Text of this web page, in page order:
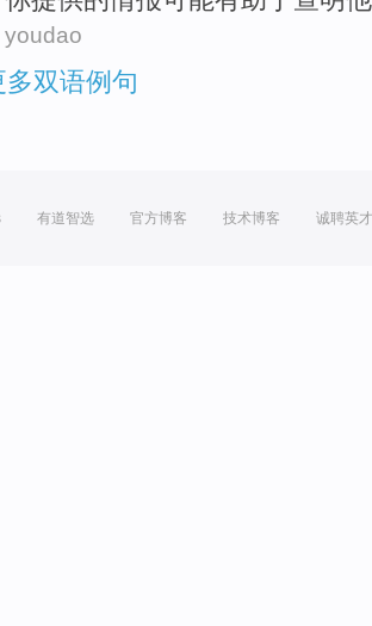
youdao
多双语例句
有道智选 官方博客 技术博客 诚聘英才